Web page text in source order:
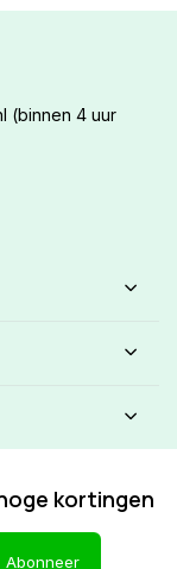
(binnen 4 uur
kortingen
Abonneer